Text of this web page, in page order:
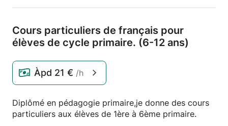
Cours particuliers de français pour
élèves de cycle primaire. (6-12 ans)
Àpd 21 € /h
Diplômé en pédagogie primaire,je donne des cours
particuliers aux élèves de 1ère à 6ème primaire.